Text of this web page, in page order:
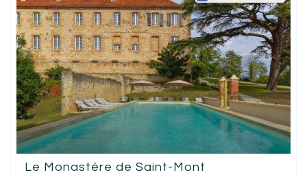
Le Monastère de Saint-Mont